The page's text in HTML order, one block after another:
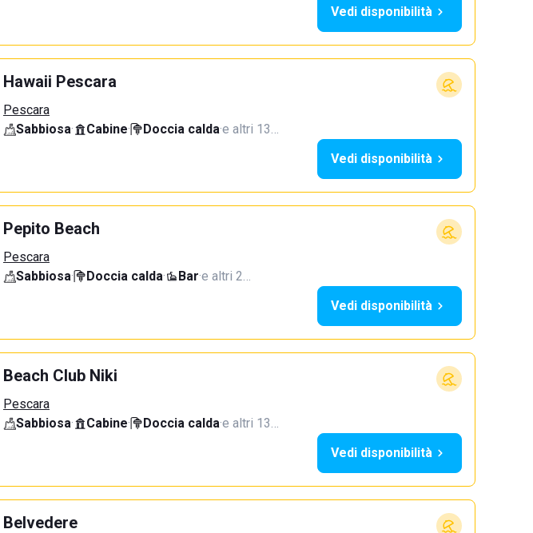
Vedi disponibilità
Hawaii Pescara
Pescara
Sabbiosa· Cabine· Doccia calda·e altri 13…
Vedi disponibilità
Pepito Beach
Pescara
Sabbiosa· Doccia calda· Bar·e altri 2…
Vedi disponibilità
Beach Club Niki
Pescara
Sabbiosa· Cabine· Doccia calda·e altri 13…
Vedi disponibilità
Belvedere